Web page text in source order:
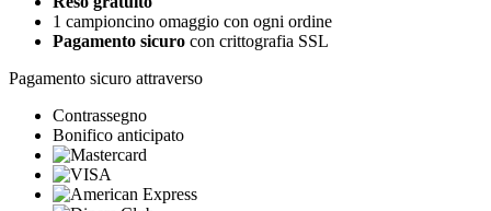
1 campioncino omaggio con ogni ordine
Pagamento sicuro con crittografia SSL
Pagamento sicuro attraverso
Contrassegno
Bonifico anticipato